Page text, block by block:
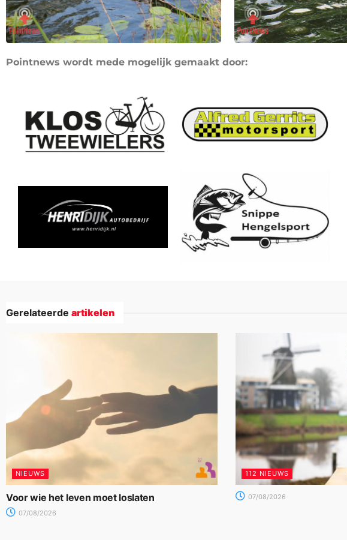
Pointnews wordt mede mogelijk gemaakt door:
Gerelateerde artikelen
NIEUWS
Voor wie het leven moet loslaten
07/08/2026
112 NIEUWS
07/08/2026